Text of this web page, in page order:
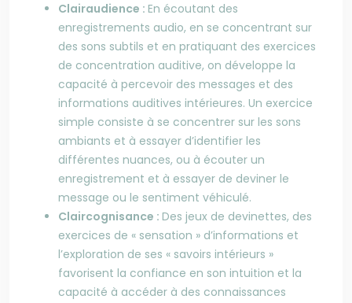
Clairaudience : En écoutant des
enregistrements audio, en se concentrant sur
des sons subtils et en pratiquant des exercices
de concentration auditive, on développe la
capacité à percevoir des messages et des
informations auditives intérieures. Un exercice
simple consiste à se concentrer sur les sons
ambiants et à essayer d’identifier les
différentes nuances, ou à écouter un
enregistrement et à essayer de deviner le
message ou le sentiment véhiculé.
Claircognisance : Des jeux de devinettes, des
exercices de « sensation » d’informations et
l’exploration de ses « savoirs intérieurs »
favorisent la confiance en son intuition et la
capacité à accéder à des connaissances